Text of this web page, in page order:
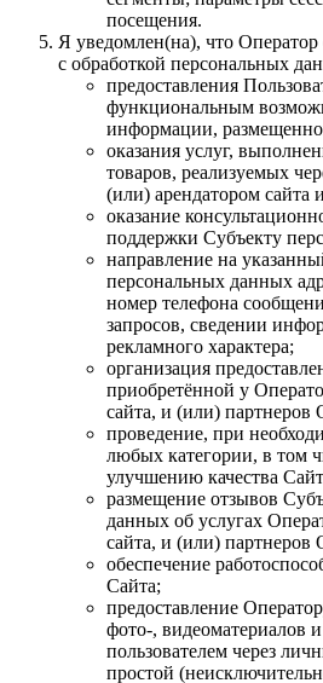
посещения.
Я уведомлен(на), что Оператор
с обработкой персональных
предоставления
функциональным
информации,
оказания услуг,
товаров, реализуемых
(или) арендатором сайта
оказание
поддержки Субъекту
направление на
персональных данных
номер телефона
запросов, сведении
рекламного характера;
организация
приобретённой у
сайта, и (или) партнеров
проведение, при
любых категории, в том
улучшению качества
размещение отзывов
данных об услугах
сайта, и (или) партнеров
обеспечение
Сайта;
предоставление
фото-, видеоматериалов
пользователем через
простой